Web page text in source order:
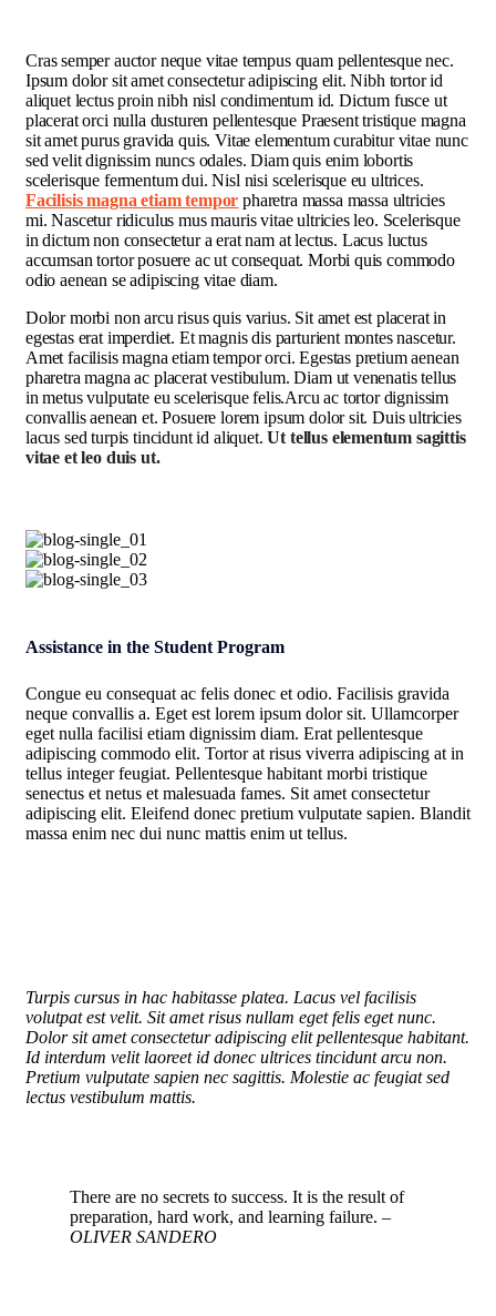
Cras semper auctor neque vitae tempus quam pellentesque nec.
Ipsum dolor sit amet consectetur adipiscing elit. Nibh tortor id
aliquet lectus proin nibh nisl condimentum id. Dictum fusce ut
placerat orci nulla dusturen pellentesque Praesent tristique magna
sit amet purus gravida quis. Vitae elementum curabitur vitae nunc
sed velit dignissim nuncs odales. Diam quis enim lobortis
scelerisque fermentum dui. Nisl nisi scelerisque eu ultrices.
Facilisis magna etiam tempor pharetra massa massa ultricies
mi. Nascetur ridiculus mus mauris vitae ultricies leo. Scelerisque
in dictum non consectetur a erat nam at lectus. Lacus luctus
accumsan tortor posuere ac ut consequat. Morbi quis commodo
odio aenean se adipiscing vitae diam.
Dolor morbi non arcu risus quis varius. Sit amet est placerat in
egestas erat imperdiet. Et magnis dis parturient montes nascetur.
Amet facilisis magna etiam tempor orci. Egestas pretium aenean
pharetra magna ac placerat vestibulum. Diam ut venenatis tellus
in metus vulputate eu scelerisque felis.Arcu ac tortor dignissim
convallis aenean et. Posuere lorem ipsum dolor sit. Duis ultricies
lacus sed turpis tincidunt id aliquet.Ut tellus elementum sagittis
vitae et leo duis ut.
Assistance in the Student Program
Congue eu consequat ac felis donec et odio. Facilisis gravida
neque convallis a. Eget est lorem ipsum dolor sit. Ullamcorper
eget nulla facilisi etiam dignissim diam. Erat pellentesque
adipiscing commodo elit. Tortor at risus viverra adipiscing at in
tellus integer feugiat. Pellentesque habitant morbi tristique
senectus et netus et malesuada fames. Sit amet consectetur
adipiscing elit. Eleifend donec pretium vulputate sapien. Blandit
massa enim nec dui nunc mattis enim ut tellus.
Turpis cursus in hac habitasse platea. Lacus vel facilisis
volutpat est velit. Sit amet risus nullam eget felis eget nunc.
Dolor sit amet consectetur adipiscing elit pellentesque habitant.
Id interdum velit laoreet id donec ultrices tincidunt arcu non.
Pretium vulputate sapien nec sagittis. Molestie ac feugiat sed
lectus vestibulum mattis.
There are no secrets to success. It is the result of
preparation, hard work, and learning failure. –
OLIVER SANDERO